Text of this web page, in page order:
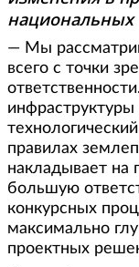
национальных
— Мы
всего с точки
правилах
накладывает на
большую
конкурсных
максимально
проектных